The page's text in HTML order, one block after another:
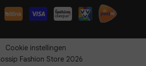
Cookie instellingen
Fashion Store 2026